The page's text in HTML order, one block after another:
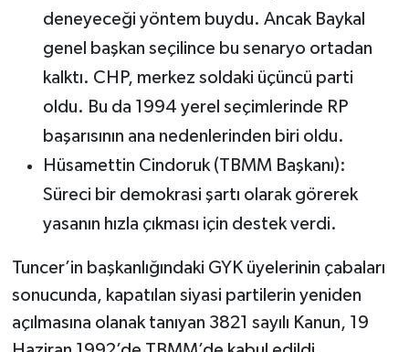
deneyeceği yöntem buydu. Ancak Baykal
genel başkan seçilince bu senaryo ortadan
kalktı. CHP, merkez soldaki üçüncü parti
oldu. Bu da 1994 yerel seçimlerinde RP
başarısının ana nedenlerinden biri oldu.
Hüsamettin Cindoruk (TBMM Başkanı):
Süreci bir demokrasi şartı olarak görerek
yasanın hızla çıkması için destek verdi.
Tuncer’in başkanlığındaki GYK üyelerinin çabaları
sonucunda, kapatılan siyasi partilerin yeniden
açılmasına olanak tanıyan 3821 sayılı Kanun, 19